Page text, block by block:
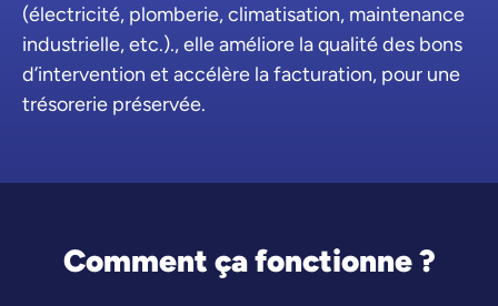
(électricité, plomberie, climatisation, maintenance
industrielle, etc.)., elle améliore la qualité des bons
d’intervention et accélère la facturation, pour une
trésorerie préservée.
Comment ça fonctionne ?